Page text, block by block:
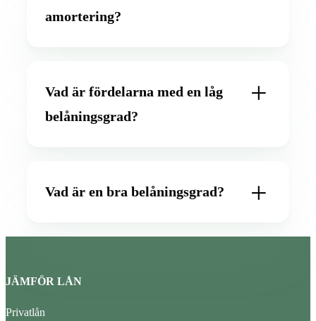
amortering?
Vad är fördelarna med en låg
belåningsgrad?
Vad är en bra belåningsgrad?
JÄMFÖR LÅN
Privatlån